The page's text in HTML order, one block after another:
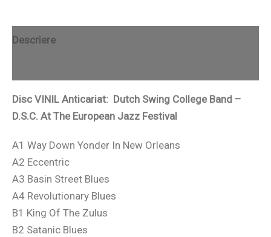
Descriere
Disc VINIL Anticariat: Dutch Swing College Band –
D.S.C. At The European Jazz Festival
A1 Way Down Yonder In New Orleans
A2 Eccentric
A3 Basin Street Blues
A4 Revolutionary Blues
B1 King Of The Zulus
B2 Satanic Blues